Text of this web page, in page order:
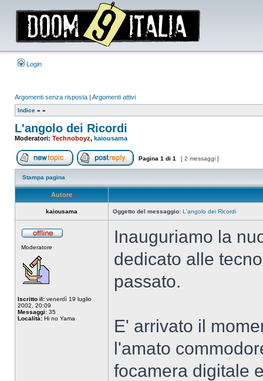
Login
Argomenti senza risposta | Argomenti attivi
Indice » »
L'angolo dei Ricordi
Moderatori: Technoboyz, kaiousama
Apri un nuovo argomentoRispondi all’argomento
Pagina 1 di 1 [ 2 messaggi ]
Stampa pagina
Autore
kaiousama Oggetto del messaggio: L'angolo dei Ricordi
Moderatore
Iscritto il: venerdì 19 luglio
2002, 20:09
Messaggi: 35
Località: Hi no Yama
Inauguriamo la
dedicato alle
passato.
E' arrivato il
l'amato
focamera digitale